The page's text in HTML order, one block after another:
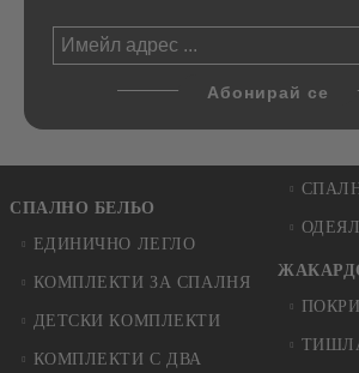
СПАЛНО БЕЛЬО
ЕДИНИЧНО ЛЕГЛО
КОМПЛЕКТИ ЗА СПАЛНЯ
ДЕТСКИ КОМПЛЕКТИ
КОМПЛЕКТИ С ДВА